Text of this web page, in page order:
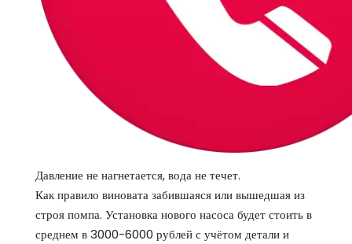
Давление не нагнетается, вода не течет.
Как правило виновата забившаяся или вышедшая из
строя помпа. Установка нового насоса будет стоить в
среднем в 3000-6000 рублей с учётом детали и